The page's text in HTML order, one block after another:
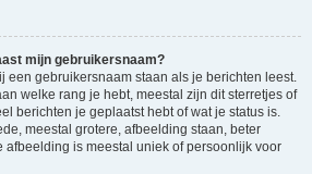
mijn gebruikersnaam?
een gebruikersnaam staan als je berichten leest.
welke rang je hebt, meestal zijn dit sterretjes of
berichten je geplaatst hebt of wat je status is.
meestal grotere, afbeelding staan, beter
afbeelding is meestal uniek of persoonlijk voor